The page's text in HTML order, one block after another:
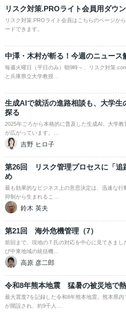
リスク対策.PROライト会員用ダウ
リスク対策.PROライト会員はこちらのページか
ードできます。
中澤・木村が斬る！今週のニュース
毎週火曜日（平日のみ）朝9時～、リスク対策
と兵庫県立大学教授…
生成AIで就活の進路相談も、大学生
探る
2025年ごろから本格的に普及した生成AI。大学教
が広がっています。…
吉野 ヒロ子
第26回 リスク管理プロセスに「追
め
最も効果的なビジネス上の意思決定は、迅速な行
抑制から生まれるこ…
鈴木 英夫
第21回 海外危機管理（7）
前回まで、現地のＴ氏の対応を中心に見てきまし
び中東地域の統括機…
高原 彦二郎
令和8年熊本地震 猛暑の被災地で
最大震度7を記録した令和8年熊本地震。熊本県内
が開設され、約9千人…